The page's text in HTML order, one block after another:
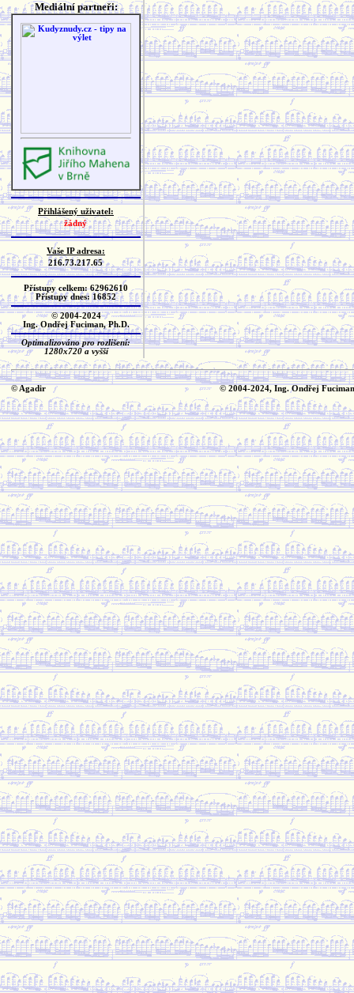
Mediální partneři:
Přihlášený uživatel:
žádný
Vaše IP adresa:
216.73.217.65
Přístupy celkem: 62962610
Přístupy dnes: 16852
© 2004-2024
Ing. Ondřej Fuciman, Ph.D.
Optimalizováno pro rozlišení:
1280x720 a vyšší
© Agadir © 2004-2024, Ing. Ondřej